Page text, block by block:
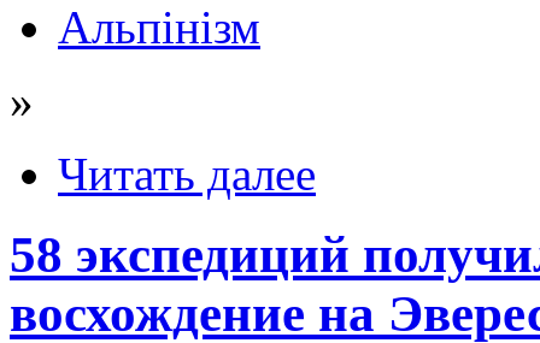
Альпінізм
»
Читать далее
58 экспедиций
восхождение на